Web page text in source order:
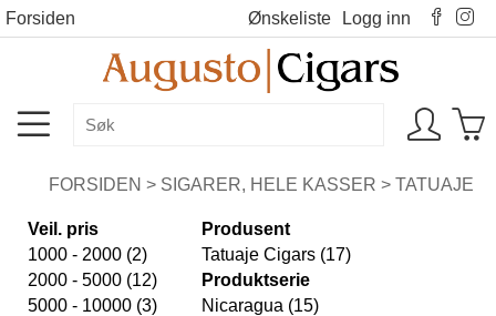
Forsiden Ønskeliste Logg inn
FORSIDEN > SIGARER, HELE KASSER > TATUAJE
Veil. pris
1000 - 2000 (2)
2000 - 5000 (12)
5000 - 10000 (3)
Produsent
Tatuaje Cigars (17)
Produktserie
Nicaragua (15)